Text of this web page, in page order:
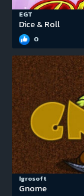
EGT
Dice & Roll
0
Igrosoft
Gnome